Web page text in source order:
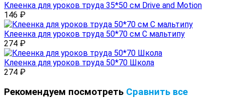
Клеенка для уроков труда 35*50 см Drive and Motion
146 ₽
Клеенка для уроков труда 50*70 см С мальтипу
274 ₽
Клеенка для уроков труда 50*70 Школа
274 ₽
Рекомендуем посмотреть Сравнить все